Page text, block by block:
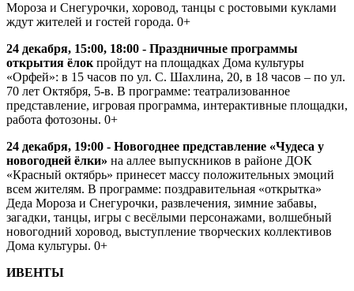
Мороза и Снегурочки, хоровод, танцы с ростовыми куклами
ждут жителей и гостей города. 0+
24 декабря, 15:00, 18:00 - Праздничные программы
открытия ёлок пройдут на площадках Дома культуры
«Орфей»: в 15 часов по ул. С. Шахлина, 20, в 18 часов – по ул.
70 лет Октября, 5-в. В программе: театрализованное
представление, игровая программа, интерактивные площадки,
работа фотозоны. 0+
24 декабря, 19:00 - Новогоднее представление «Чудеса у
новогодней ёлки» на аллее выпускников в районе ДОК
«Красный октябрь» принесет массу положительных эмоций
всем жителям. В программе: поздравительная «открытка»
Деда Мороза и Снегурочки, развлечения, зимние забавы,
загадки, танцы, игры с весёлыми персонажами, волшебный
новогодний хоровод, выступление творческих коллективов
Дома культуры. 0+
ИВЕНТЫ